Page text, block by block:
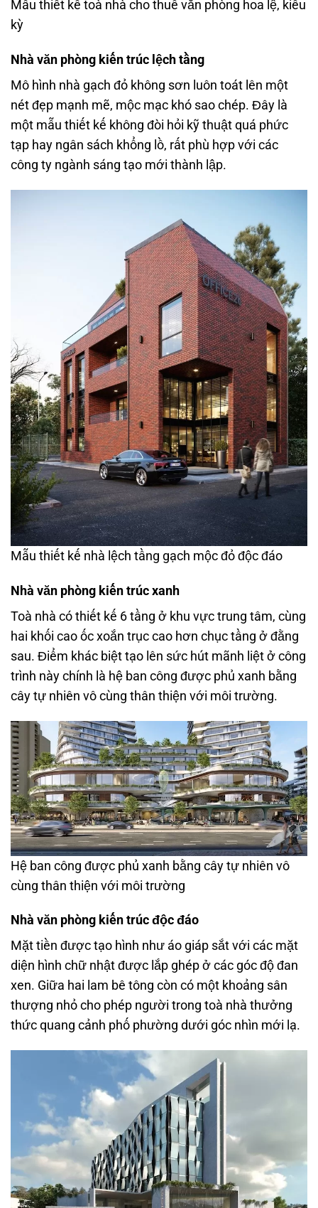
Mẫu thiết kế toà nhà cho thuê văn phòng hoa lệ, kiêu
kỳ
Nhà văn phòng kiến trúc lệch tầng
Mô hình nhà gạch đỏ không sơn luôn toát lên một
nét đẹp mạnh mẽ, mộc mạc khó sao chép. Đây là
một mẫu thiết kế không đòi hỏi kỹ thuật quá phức
tạp hay ngân sách khổng lồ, rất phù hợp với các
công ty ngành sáng tạo mới thành lập.
Mẫu thiết kế nhà lệch tầng gạch mộc đỏ độc đáo
Nhà văn phòng kiến trúc xanh
Toà nhà có thiết kế 6 tầng ở khu vực trung tâm, cùng
hai khối cao ốc xoắn trục cao hơn chục tầng ở đằng
sau. Điểm khác biệt tạo lên sức hút mãnh liệt ở công
trình này chính là hệ ban công được phủ xanh bằng
cây tự nhiên vô cùng thân thiện với môi trường.
Hệ ban công được phủ xanh bằng cây tự nhiên vô
cùng thân thiện với môi trường
Nhà văn phòng kiến trúc độc đáo
Mặt tiền được tạo hình như áo giáp sắt với các mặt
diện hình chữ nhật được lắp ghép ở các góc độ đan
xen. Giữa hai lam bê tông còn có một khoảng sân
thượng nhỏ cho phép người trong toà nhà thưởng
thức quang cảnh phố phường dưới góc nhìn mới lạ.